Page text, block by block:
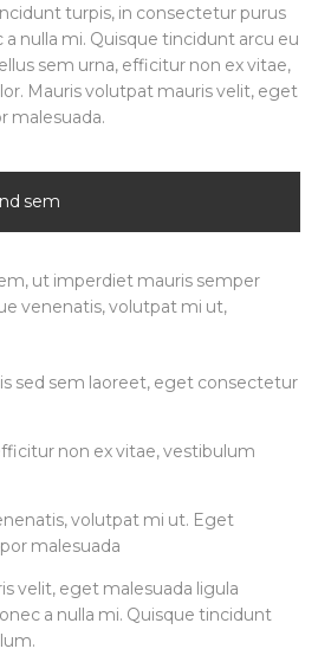
turpis, in consectetur purus
nulla mi. Quisque tincidunt arcu eu
sem urna, efficitur non ex vitae,
Mauris volutpat mauris velit, eget
malesuada.
sem
ut imperdiet mauris semper
venenatis, volutpat mi ut,
sed sem laoreet, eget consectetur
non ex vitae, vestibulum
volutpat mi ut. Eget
malesuada
velit, eget malesuada ligula
a nulla mi. Quisque tincidunt